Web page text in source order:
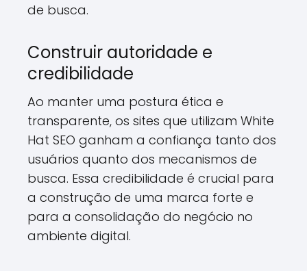
de busca.
Construir autoridade e
credibilidade
Ao manter uma postura ética e
transparente, os sites que utilizam White
Hat SEO ganham a confiança tanto dos
usuários quanto dos mecanismos de
busca. Essa credibilidade é crucial para
a construção de uma marca forte e
para a consolidação do negócio no
ambiente digital.